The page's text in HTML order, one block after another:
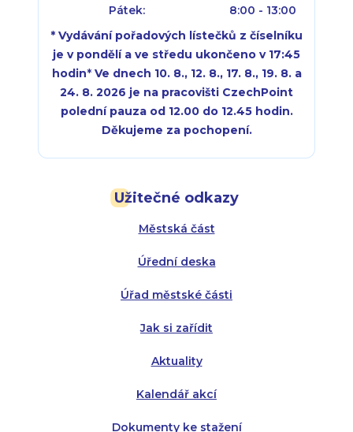
Užitečné odkazy
Městská část
Úřední deska
Úřad městské části
Jak si zařídit
Aktuality
Kalendář akcí
Dokumenty ke stažení
Pátek:
8:00 - 13:00
* Vydávání pořadových lístečků z číselníku
je v pondělí a ve středu ukončeno v 17:45
hodin* Ve dnech 10. 8., 12. 8., 17. 8., 19. 8. a
24. 8. 2026 je na pracovišti CzechPoint
polední pauza od 12.00 do 12.45 hodin.
Děkujeme za pochopení.
Úterý:
Středa:
Čtvrtek:
Pátek:
Úterý:
Středa:
Čtvrtek: